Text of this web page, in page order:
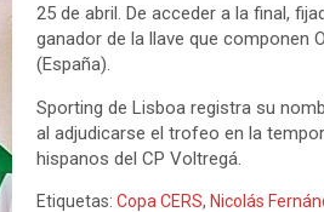
25 de abril. De acceder a la final,
ganador de la llave que componen
(España).
Sporting de Lisboa registra su
al adjudicarse el trofeo en la
hispanos del CP Voltregá.
Etiquetas: Copa CERS, Nicolás